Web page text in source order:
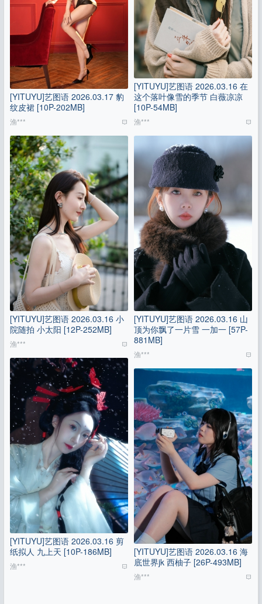
[YITUYU]艺图语 2026.03.17 豹
纹皮裙 [10P-202MB]
渔***
[YITUYU]艺图语 2026.03.16 小
院随拍 小太阳 [12P-252MB]
渔***
[YITUYU]艺图语 2026.03.16 剪
纸拟人 九上天 [10P-186MB]
渔***
[YITUYU]艺图语 2026.03.16 在
这个落叶像雪的季节 白薇凉凉
[10P-54MB]
渔***
[YITUYU]艺图语 2026.03.16 山
顶为你飘了一片雪 一加一 [57P-
881MB]
渔***
[YITUYU]艺图语 2026.03.16 海
底世界jk 西柚子 [26P-493MB]
渔***